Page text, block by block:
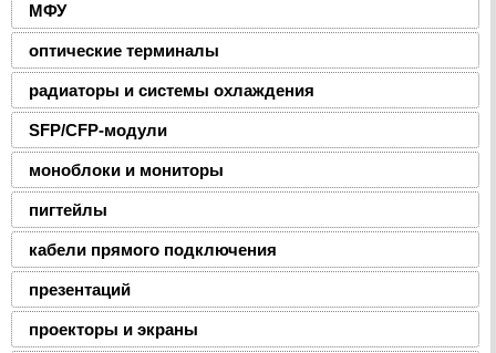
МФУ
оптические терминалы
радиаторы и системы охлаждения
SFP/CFP-модули
моноблоки и мониторы
пигтейлы
кабели прямого подключения
презентаций
проекторы и экраны